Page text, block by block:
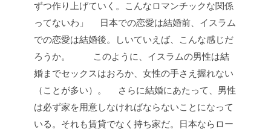
ずつ作り上げていく。こんなロマンチックな関係
ってないわ」
日本での恋愛は結婚前、イスラム
での恋愛は結婚後。しいていえば、こんな感じだ
ろうか。
このように、イスラムの男性は結
婚までセックスはおろか、女性の手さえ握れない
（ことが多い）。
さらに結婚にあたって、男性
は必ず家を用意しなければならないことになって
いる。それも賃貸でなく持ち家だ。日本ならロー